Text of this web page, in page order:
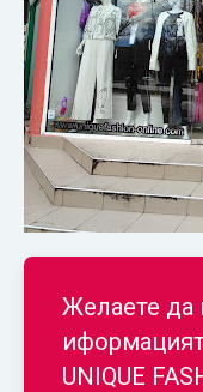
Желаете да
UNIQUE